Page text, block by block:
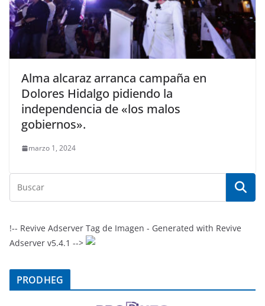
Alma alcaraz arranca campaña en
Dolores Hidalgo pidiendo la
independencia de «los malos
gobiernos».
marzo 1, 2024
!-- Revive Adserver Tag de Imagen - Generated with Revive
Adserver v5.4.1 -->
PRODHEG